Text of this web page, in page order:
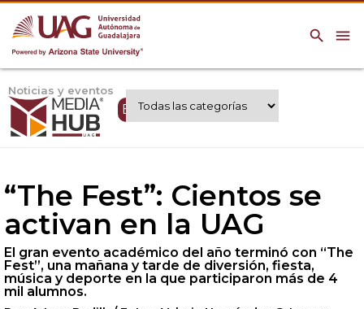
menu
search
Noticias y eventos
Expertos UAG
“The Fest”: Cientos se
activan en la UAG
El gran evento académico del año terminó con “The
Fest”, una mañana y tarde de diversión, fiesta,
música y deporte en la que participaron más de 4
mil alumnos.